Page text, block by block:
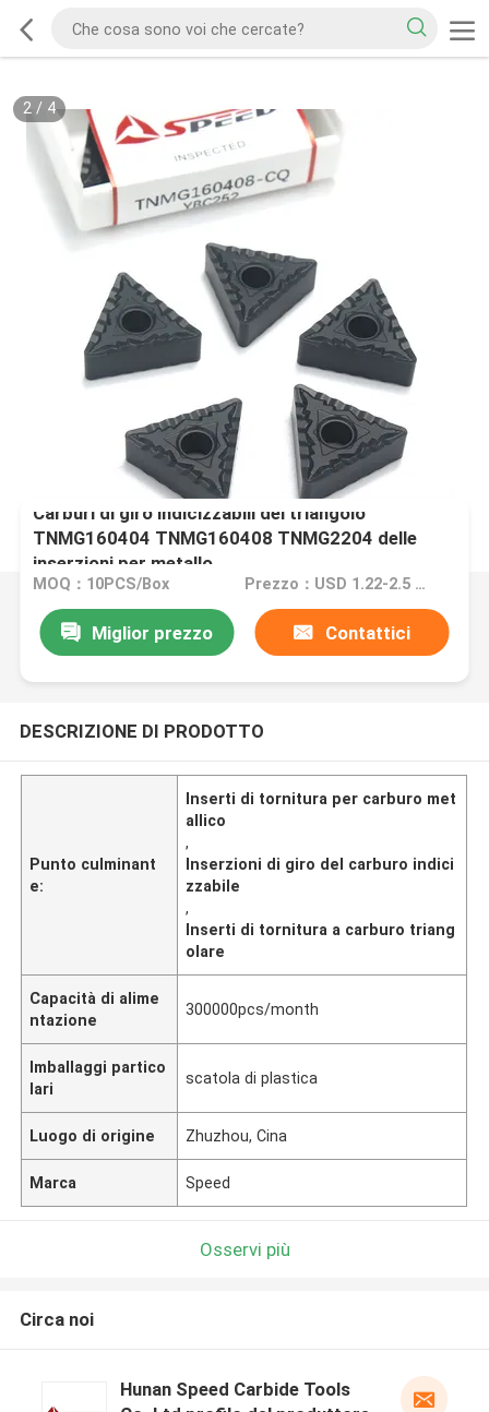
2/ 4
Carburi di giro indicizzabili del triangolo
TNMG160404 TNMG160408 TNMG2204 delle
inserzioni per metallo
MOQ：10PCS/Box Prezzo：USD 1.22-2.5 pcs
Miglior prezzo Contattici
DESCRIZIONE DI PRODOTTO
Punto culminant
e:
Inserti di tornitura per carburo met
allico
,
Inserzioni di giro del carburo indici
zzabile
,
Inserti di tornitura a carburo triang
olare
Capacità di alime
ntazione
300000pcs/month
Imballaggi partico
lari
scatola di plastica
Luogo di origine Zhuzhou, Cina
Marca Speed
Osservi più
Circa noi
Hunan Speed Carbide Tools